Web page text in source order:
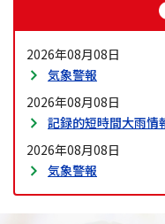
2026年08月08日
気象警報
2026年08月08日
記録的短時間大雨情
2026年08月08日
気象警報